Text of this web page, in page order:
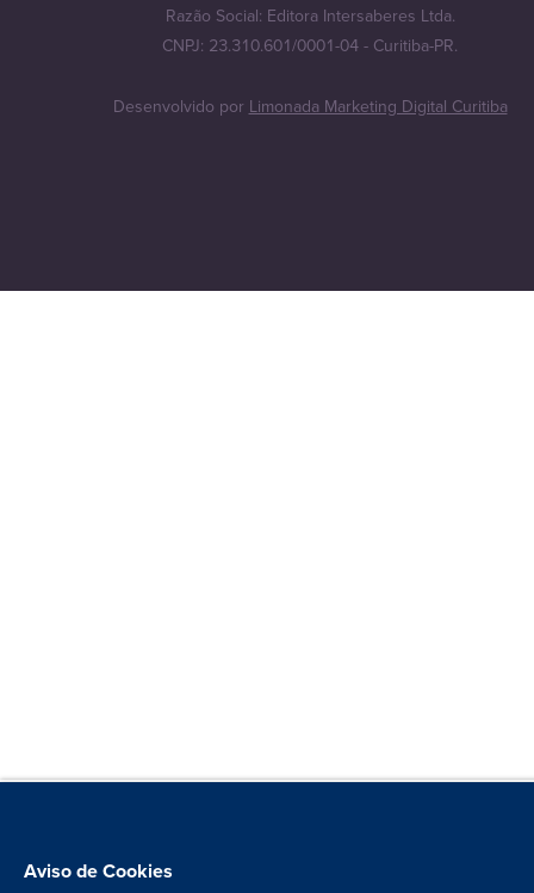
Razão Social: Editora Intersaberes Ltda.
CNPJ: 23.310.601/0001-04 - Curitiba-PR.
Desenvolvido por Limonada Marketing Digital Curitiba
Aviso de Cookies